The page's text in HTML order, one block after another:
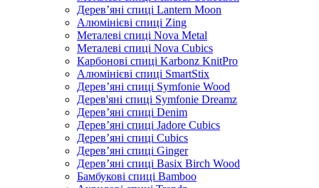
Дерев’яні спиці Lantern Moon
Алюмінієві спиці Zing
Металеві спиці Nova Metal
Металеві спиці Nova Cubics
Карбонові спиці Karbonz KnitPro
Алюмінієві спиці SmartStix
Дерев’яні спиці Symfonie Wood
Дерев'яні спиці Symfonie Dreamz
Дерев’яні спиці Denim
Дерев’яні спиці Jadore Cubics
Дерев’яні спиці Cubics
Дерев’яні спиці Ginger
Дерев’яні спиці Basix Birch Wood
Бамбукові спиці Bamboo